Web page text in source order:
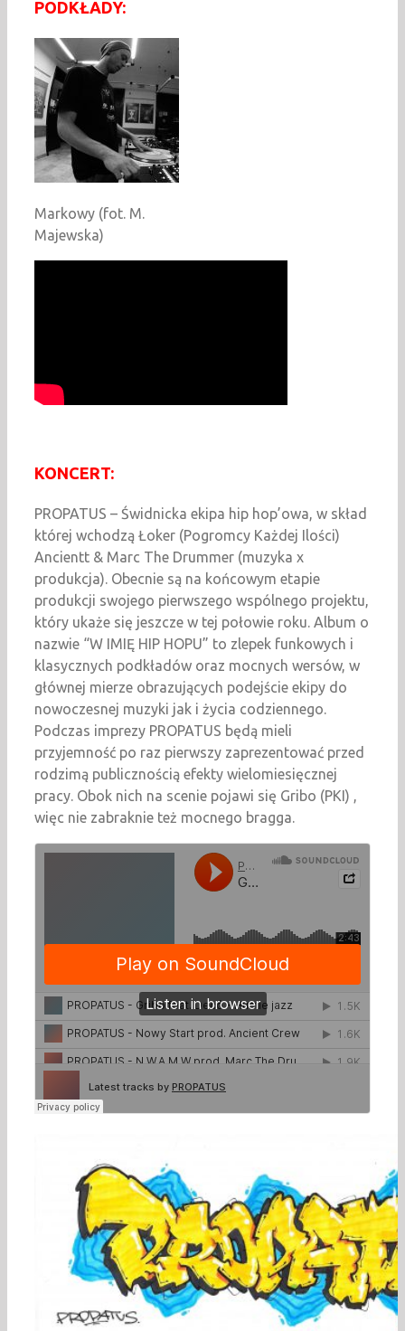
PODKŁADY:
Markowy (fot. M.
Majewska)
KONCERT:
PROPATUS – Świdnicka ekipa hip hop’owa, w skład
której wchodzą Łoker (Pogromcy Każdej Ilości)
Ancientt & Marc The Drummer (muzyka x
produkcja). Obecnie są na końcowym etapie
produkcji swojego pierwszego wspólnego projektu,
który ukaże się jeszcze w tej połowie roku. Album o
nazwie “W IMIĘ HIP HOPU” to zlepek funkowych i
klasycznych podkładów oraz mocnych wersów, w
głównej mierze obrazujących podejście ekipy do
nowoczesnej muzyki jak i życia codziennego.
Podczas imprezy PROPATUS będą mieli
przyjemność po raz pierwszy zaprezentować przed
rodzimą publicznością efekty wielomiesięcznej
pracy. Obok nich na scenie pojawi się Gribo (PKI) ,
więc nie zabraknie też mocnego bragga.